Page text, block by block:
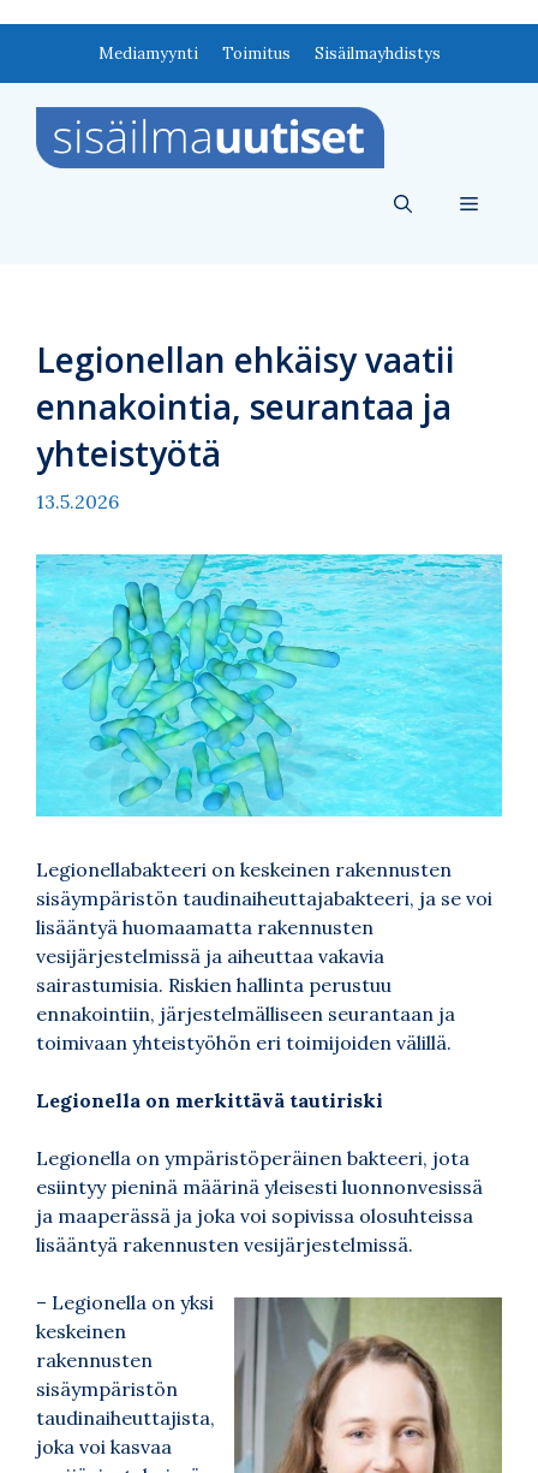
Mediamyynti Toimitus Sisäilmayhdistys
Valikko
Legionellan ehkäisy vaatii
ennakointia, seurantaa ja
yhteistyötä
13.5.2026
Legionellabakteeri on keskeinen rakennusten
sisäympäristön taudinaiheuttajabakteeri, ja se voi
lisääntyä huomaamatta rakennusten
vesijärjestelmissä ja aiheuttaa vakavia
sairastumisia. Riskien hallinta perustuu
ennakointiin, järjestelmälliseen seurantaan ja
toimivaan yhteistyöhön eri toimijoiden välillä.
Legionella on merkittävä tautiriski
Legionella on ympäristöperäinen bakteeri, jota
esiintyy pieninä määrinä yleisesti luonnonvesissä
ja maaperässä ja joka voi sopivissa olosuhteissa
lisääntyä rakennusten vesijärjestelmissä.
– Legionella on yksi
keskeinen
rakennusten
sisäympäristön
taudinaiheuttajista,
joka voi kasvaa